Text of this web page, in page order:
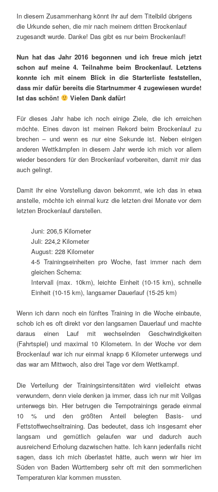
In diesem Zusammenhang könnt ihr auf dem Titelbild übrigens
die Urkunde sehen, die mir nach meinem dritten Brockenlauf
zugesandt wurde. Danke! Das gibt es nur beim Brockenlauf!
Nun hat das Jahr 2016 begonnen und ich freue mich jetzt
schon auf meine 4. Teilnahme beim Brockenlauf. Letztens
konnte ich mit einem Blick in die Starterliste feststellen,
dass mir dafür bereits die Startnummer 4 zugewiesen wurde!
Ist das schön!
Vielen Dank dafür!
Für dieses Jahr habe ich noch einige Ziele, die ich erreichen
möchte. Eines davon ist meinen Rekord beim Brockenlauf zu
brechen – und wenn es nur eine Sekunde ist. Neben einigen
anderen Wettkämpfen in diesem Jahr werde ich mich vor allem
wieder besonders für den Brockenlauf vorbereiten, damit mir das
auch gelingt.
Damit ihr eine Vorstellung davon bekommt, wie ich das in etwa
anstelle, möchte ich einmal kurz die letzten drei Monate vor dem
letzten Brockenlauf darstellen.
Juni: 206,5 Kilometer
Juli: 224,2 Kilometer
August: 228 Kilometer
4-5 Trainingseinheiten pro Woche, fast immer nach dem
gleichen Schema:
Intervall (max. 10km), leichte Einheit (10-15 km), schnelle
Einheit (10-15 km), langsamer Dauerlauf (15-25 km)
Wenn ich dann noch ein fünftes Training in die Woche einbaute,
schob ich es oft direkt vor den langsamen Dauerlauf und machte
daraus einen Lauf mit wechselnden Geschwindigkeiten
(Fahrtspiel) und maximal 10 Kilometern. In der Woche vor dem
Brockenlauf war ich nur einmal knapp 6 Kilometer unterwegs und
das war am Mittwoch, also drei Tage vor dem Wettkampf.
Die Verteilung der Trainingsintensitäten wird vielleicht etwas
verwundern, denn viele denken ja immer, dass ich nur mit Vollgas
unterwegs bin. Hier betrugen die Tempotrainings gerade einmal
10 % und den größten Anteil belegten Basis- und
Fettstoffwechseltraining. Das bedeutet, dass ich insgesamt eher
langsam und gemütlich gelaufen war und dadurch auch
ausreichend Erholung dazwischen hatte. Ich kann jedenfalls nicht
sagen, dass ich mich überlastet hätte, auch wenn wir hier im
Süden von Baden Württemberg sehr oft mit den sommerlichen
Temperaturen klar kommen mussten.